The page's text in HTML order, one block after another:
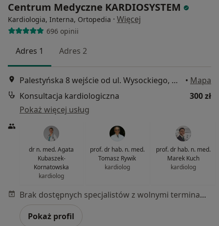
Centrum Medyczne KARDIOSYSTEM
Kardiologia, Interna, Ortopedia · Więcej
696 opinii
Adres 1 Adres 2
Palestyńska 8 wejście od ul. Wysockiego, Warszawa • Mapa
Konsultacja kardiologiczna
300 zł
Pokaż więcej usług
dr n. med. Agata
Kubaszek-
Kornatowska
kardiolog
prof. dr hab. n. med.
Tomasz Rywik
kardiolog
prof. dr hab. n. med.
Marek Kuch
kardiolog
Brak dostępnych specjalistów z wolnymi terminami w tym centrum medycznym.
Pokaż profil